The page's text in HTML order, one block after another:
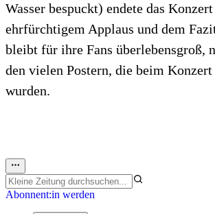
Wasser bespuckt) endete das
ehrfürchtigem Applaus und dem
bleibt für ihre Fans überlebensgroß,
den vielen Postern, die beim
wurden.
Abonnent:in werden